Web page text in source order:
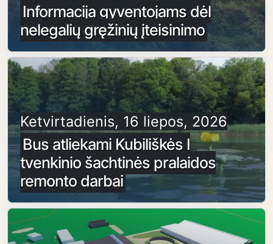
Informacija gyventojams dėl
nelegalių gręžinių įteisinimo
Ketvirtadienis, 16 liepos, 2026
Bus atliekami Kubiliškės I
tvenkinio šachtinės pralaidos
remonto darbai